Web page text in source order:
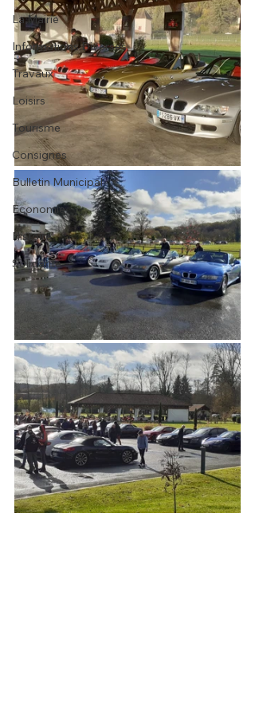
La Mairie
Informations Diverses
Travaux
Loisirs
Tourisme
Consignes
Bulletin Municipal
Economie
Histoire
Solidarité